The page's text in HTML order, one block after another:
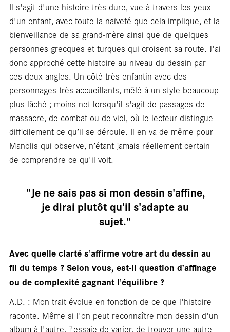
Il s'agit d'une histoire très dure, vue à travers les yeux
d'un enfant, avec toute la naïveté que cela implique, et la
bienveillance de sa grand‑mère ainsi que de quelques
personnes grecques et turques qui croisent sa route. J'ai
donc approché cette histoire au niveau du dessin par
ces deux angles. Un côté très enfantin avec des
personnages très accueillants, mêlé à un style beaucoup
plus lâché ; moins net lorsqu'il s'agit de passages de
massacre, de combat ou de viol, où le lecteur distingue
difficilement ce qu’il se déroule. Il en va de même pour
Manolis qui observe, n’étant jamais réellement certain
de comprendre ce qu'il voit.
"Je ne sais pas si mon dessin s'affine,
je dirai plutôt qu'il s'adapte au
sujet."
Avec quelle clarté s’affirme votre art du dessin au
fil du temps ? Selon vous, est-il question d’affinage
ou de complexité gagnant l’équilibre ?
A.D. : Mon trait évolue en fonction de ce que l'histoire
raconte. Même si l'on peut reconnaître mon dessin d'un
album à l'autre, j'essaie de varier, de trouver une autre